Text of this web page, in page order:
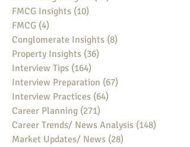
FMCG Insights (10)
FMCG (4)
Conglomerate Insights (8)
Property Insights (36)
Interview Tips (164)
Interview Preparation (67)
Interview Practices (64)
Career Planning (271)
Career Trends/ News Analysis (148)
Market Updates/ News (28)